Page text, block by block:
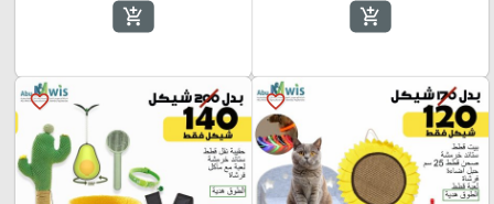
add_shopping_cart
add_shopping_cart
favorite_border
favorite_border